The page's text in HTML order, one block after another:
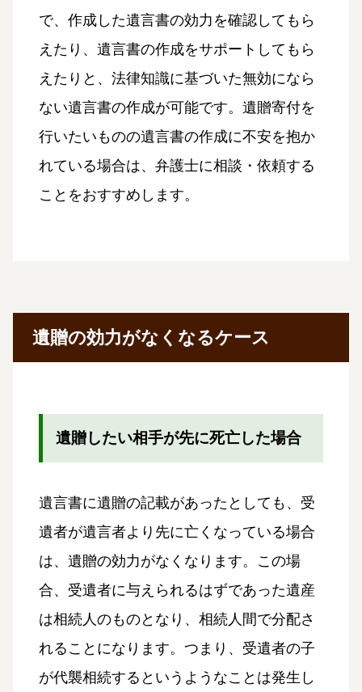
で、作成した遺言書の効力を確認してもら
えたり、遺言書の作成をサポートしてもら
えたりと、法律知識に基づいた無効になら
ない遺言書の作成が可能です。遺贈寄付を
行いたいものの遺言書の作成に不安を抱か
れている場合は、弁護士に相談・依頼する
ことをおすすめします。
遺贈の効力がなくなるケース
遺贈したい相手が先に死亡した場合
遺言書に遺贈の記載があったとしても、受
遺者が遺言者より先に亡くなっている場合
は、遺贈の効力がなくなります。この場
合、受遺者に与えられるはずであった遺産
は相続人のものとなり、相続人間で分配さ
れることになります。つまり、受遺者の子
が代襲相続するというようなことは発生し